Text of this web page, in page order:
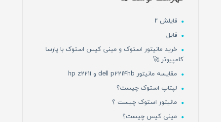
فایلش ۲
فایل
خرید مانیتور استوک و مینی کیس استوک با پارسا
کامپیوتر 🚀
مقایسه مانیتور dell p2214hb و hp z221i
لپتاپ استوک چیست؟
مانیتور استوک چیست ؟
مینی کیس چیست؟